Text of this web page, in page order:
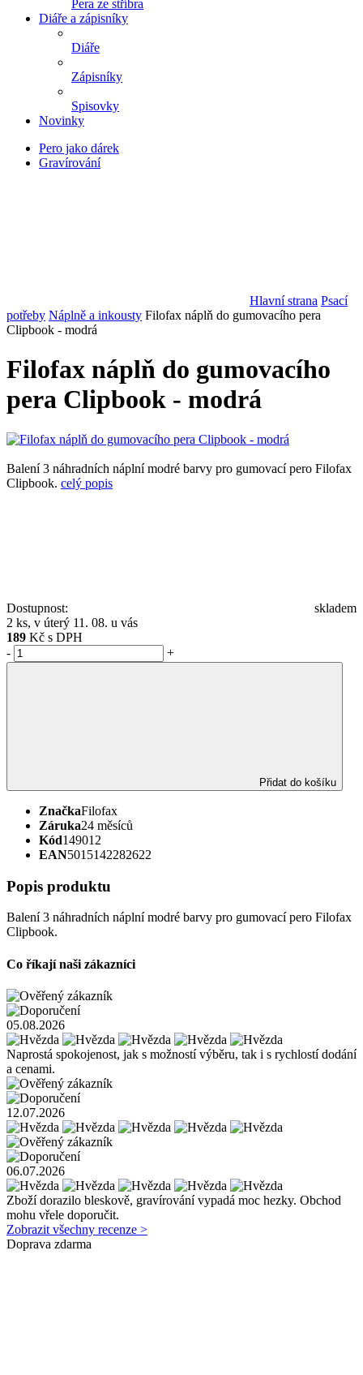
Pera ze stříbra
Diáře a zápisníky
Diáře
Zápisníky
Spisovky
Novinky
Pero jako dárek
Gravírování
Hlavní strana Psací
potřeby Náplně a inkousty Filofax náplň do gumovacího pera
Clipbook - modrá
Filofax náplň do gumovacího
pera Clipbook - modrá
Balení 3 náhradních náplní modré barvy pro gumovací pero Filofax
Clipbook. celý popis
Dostupnost:
skladem
2 ks, v úterý 11. 08. u vás
189 Kč s DPH
-
+
Přidat do košíku
ZnačkaFilofax
Záruka24 měsíců
Kód149012
EAN5015142282622
Popis produktu
Balení 3 náhradních náplní modré barvy pro gumovací pero Filofax
Clipbook.
Co říkají naši zákazníci
05.08.2026
Naprostá spokojenost, jak s možností výběru, tak i s rychlostí dodání
a cenami.
12.07.2026
06.07.2026
Zboží dorazilo bleskově, gravírování vypadá moc hezky. Obchod
mohu vřele doporučit.
Zobrazit všechny recenze >
Doprava zdarma